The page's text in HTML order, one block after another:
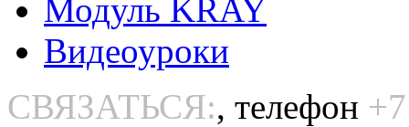
Модуль KRAY
Видеоуроки
СВЯЗАТЬСЯ:, телефон